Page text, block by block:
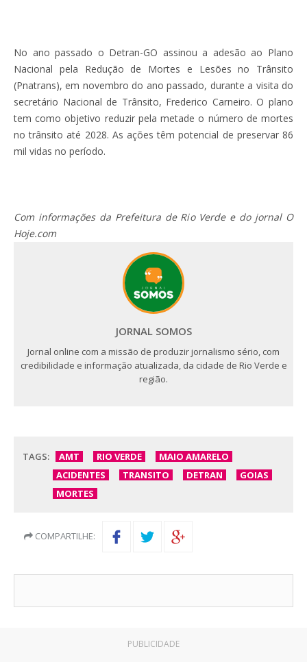
No ano passado o Detran-GO assinou a adesão ao Plano
Nacional pela Redução de Mortes e Lesões no Trânsito
(Pnatrans), em novembro do ano passado, durante a visita do
secretário Nacional de Trânsito, Frederico Carneiro. O plano
tem como objetivo reduzir pela metade o número de mortes
no trânsito até 2028. As ações têm potencial de preservar 86
mil vidas no período.
Com informações da Prefeitura de Rio Verde e do jornal O
Hoje.com
JORNAL SOMOS
Jornal online com a missão de produzir jornalismo sério, com
credibilidade e informação atualizada, da cidade de Rio Verde e
região.
TAGS: AMT RIO VERDE
MAIO AMARELO
ACIDENTES
TRANSITO DETRAN
GOIAS
MORTES
COMPARTILHE:
PUBLICIDADE